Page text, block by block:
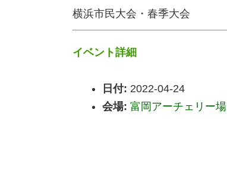
横浜市民大会・春季大会
イベント詳細
日付: 2022-04-24
会場: 富岡アーチェリー場